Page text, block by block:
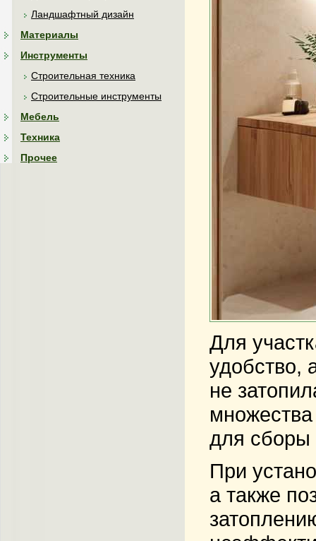
Ландшафтный дизайн
Материалы
Инструменты
Строительная техника
Строительные инструменты
Мебель
Техника
Прочее
Для
удобство,
не
для сборы
При
а также